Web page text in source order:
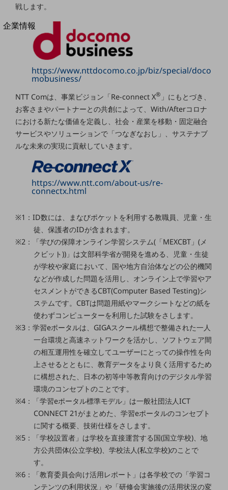
別ウィンドウで開きます
企業情報
企業情報TOP
会社案内TOP
社長からのご挨拶
事業拠点
会社案内パンフレット
ニュースルーム
ニュースルームTOP
ニュースリリース
地域からの発表
重要なお知らせ
社外からの評価実績
サステナビリティTOP
NTTドコモビジネスグループのサステナビリティ
サステナビリティ基本方針
サステナビリティレポート
ダイバーシティ
経営情報TOP
決算公告
基礎的電気通信役務損益明細表
戦します。
https://www.nttdocomo.co.jp/biz/special/doco
mobusiness/
NTT Comは、事業ビジョン「Re-connect X® 」にもとづき、
お客さまやパートナーとの共創によって、With/Afterコロナ
における新たな価値を定義し、社会・産業を移動・固定融合
サービスやソリューションで「つなぎなおし」、サステナブ
ルな未来の実現に貢献していきます。
https://www.ntt.com/about-us/re-
connectx.html
※1：ID数には、まなびポケットを利用する教職員、児童・生
徒、保護者のIDが含まれます。
※2：「学びの保障オンライン学習システム(「MEXCBT」(メ
クビット))」は文部科学省が開発を進める、児童・生徒
が学校や家庭において、国や地方自治体などの公的機関
などが作成した問題を活用し、オンライン上で学習やア
セスメントができるCBT(Computer Based Testing)シ
ステムです。CBTは問題用紙やマークシートなどの紙を
使わずコンピューターを利用した試験をさします。
※3：学習eポータルは、GIGAスクール構想で整備された一人
一台環境と高速ネットワークを活かし、ソフトウェア間
の相互運用性を確立してユーザーにとっての操作性を向
上させるとともに、教育データをより良く活用するため
に構想された、日本の初等中等教育向けのデジタル学習
環境のコンセプトのことです。
※4：「学習eポータル標準モデル」は一般社団法人ICT
CONNECT 21がまとめた、学習eポータルのコンセプト
に関する概要、技術仕様をさします。
※5：「学校設置者」は学校を直接運営する国(国立学校)、地
方公共団体(公立学校)、学校法人(私立学校)のことで
す。
※6：「教育委員会向け活用レポート」は各学校での「学習コ
ンテンツの利用状況」や「研修会実施後の活用状況の変